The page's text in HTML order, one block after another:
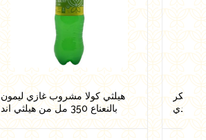
هيلثي كولا مشروب غازي ليمون
بالنعناع 350 مل من هيلثي اند
تيستي
سكر